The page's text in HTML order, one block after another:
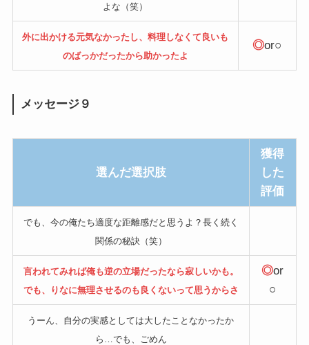
よな（笑）
外に出かける元気なかったし、料理しなくて良いも
のばっかだったから助かったよ
◎or○
メッセージ９
選んだ選択肢
獲得
した
評価
でも、今の俺たち適度な距離感だと思うよ？長く続く
関係の秘訣（笑）
言われてみれば俺も逆の立場だったなら寂しいかも。
でも、りなに無理させるのも良くないって思うからさ
◎or
○
うーん、自分の実感としては大したことなかったか
ら…でも、ごめん